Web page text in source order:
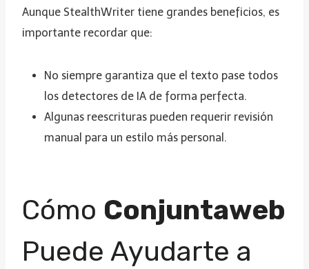
Aunque StealthWriter tiene grandes beneficios, es
importante recordar que:
No siempre garantiza que el texto pase todos
los detectores de IA de forma perfecta.
Algunas reescrituras pueden requerir revisión
manual para un estilo más personal.
Cómo Conjuntaweb
Puede Ayudarte a